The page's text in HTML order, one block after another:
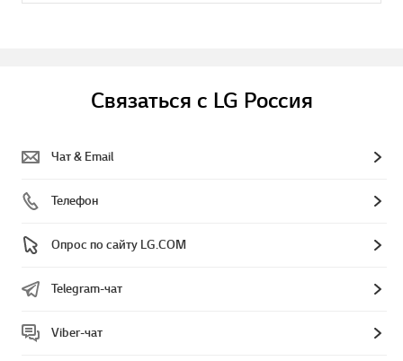
Связаться с LG Россия
Чат & Email
Телефон
Опрос по сайту LG.COM
Telegram-чат
Viber-чат